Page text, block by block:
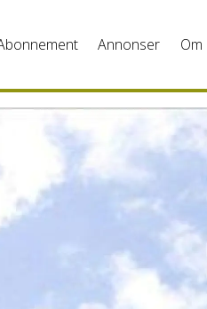
Annonser Om